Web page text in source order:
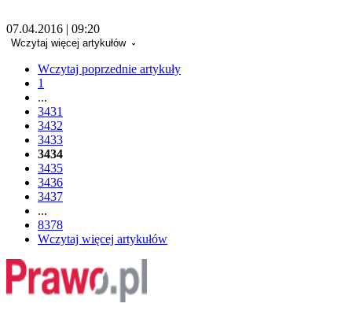
07.04.2016 | 09:20
Wczytaj więcej artykułów
Wczytaj poprzednie artykuły
1
...
3431
3432
3433
3434
3435
3436
3437
...
8378
Wczytaj więcej artykułów